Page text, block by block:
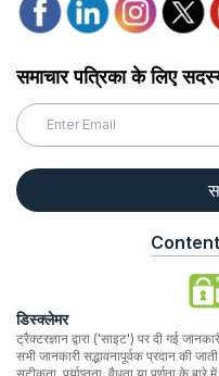
समाचार पत्रिका के लिए
डिस्क्लेमर
ट्रैक्टरज्ञान द्वारा ('साइट') पर दी गई
सभी जानकारी सद्भावनापूर्वक प्रदान की